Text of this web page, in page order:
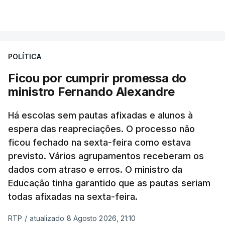
POLÍTICA
Ficou por cumprir promessa do
ministro Fernando Alexandre
Há escolas sem pautas afixadas e alunos à
espera das reapreciações. O processo não
ficou fechado na sexta-feira como estava
previsto. Vários agrupamentos receberam os
dados com atraso e erros. O ministro da
Educação tinha garantido que as pautas seriam
todas afixadas na sexta-feira.
RTP / atualizado 8 Agosto 2026, 21:10